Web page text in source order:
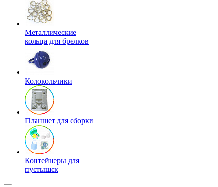
Металлические
кольца для брелков
Колокольчики
Планшет для сборки
Контейнеры для
пустышек